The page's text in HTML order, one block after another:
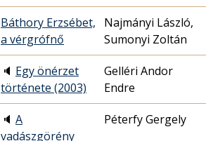
Báthory Erzsébet,
a vérgrófnő
Najmányi László,
Sumonyi Zoltán
🔈 Egy önérzet
története (2003)
Gelléri Andor
Endre
🔈 A
vadászgörény
Péterfy Gergely